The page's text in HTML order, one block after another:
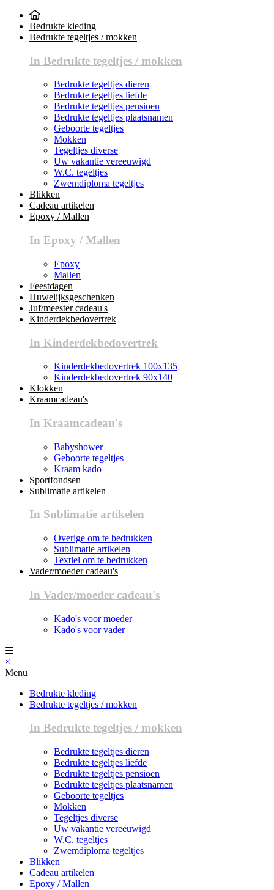
Bedrukte kleding
Bedrukte tegeltjes / mokken
In Bedrukte tegeltjes / mokken
Bedrukte tegeltjes dieren
Bedrukte tegeltjes liefde
Bedrukte tegeltjes pensioen
Bedrukte tegeltjes plaatsnamen
Geboorte tegeltjes
Mokken
Tegeltjes diverse
Uw vakantie vereeuwigd
W.C. tegeltjes
Zwemdiploma tegeltjes
Blikken
Cadeau artikelen
Epoxy / Mallen
In Epoxy / Mallen
Epoxy
Mallen
Feestdagen
Huwelijksgeschenken
Juf/meester cadeau's
Kinderdekbedovertrek
In Kinderdekbedovertrek
Kinderdekbedovertrek 100x135
Kinderdekbedovertrek 90x140
Klokken
Kraamcadeau's
In Kraamcadeau's
Babyshower
Geboorte tegeltjes
Kraam kado
Sportfondsen
Sublimatie artikelen
In Sublimatie artikelen
Overige om te bedrukken
Sublimatie artikelen
Textiel om te bedrukken
Vader/moeder cadeau's
In Vader/moeder cadeau's
Kado's voor moeder
Kado's voor vader
×
Menu
Bedrukte kleding
Bedrukte tegeltjes / mokken
In Bedrukte tegeltjes / mokken
Bedrukte tegeltjes dieren
Bedrukte tegeltjes liefde
Bedrukte tegeltjes pensioen
Bedrukte tegeltjes plaatsnamen
Geboorte tegeltjes
Mokken
Tegeltjes diverse
Uw vakantie vereeuwigd
W.C. tegeltjes
Zwemdiploma tegeltjes
Blikken
Cadeau artikelen
Epoxy / Mallen